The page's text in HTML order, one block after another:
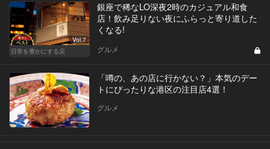
Vol.7
日常を豊かにする店
銀座で稀なLO深夜2時のカジュアル和食
店！飲み足りない夜にふらっと寄り道した
くなる!
グルメ
「噂の、あの店に行かない？」本気のデー
トにぴったりな港区の注目店4選！
グルメ